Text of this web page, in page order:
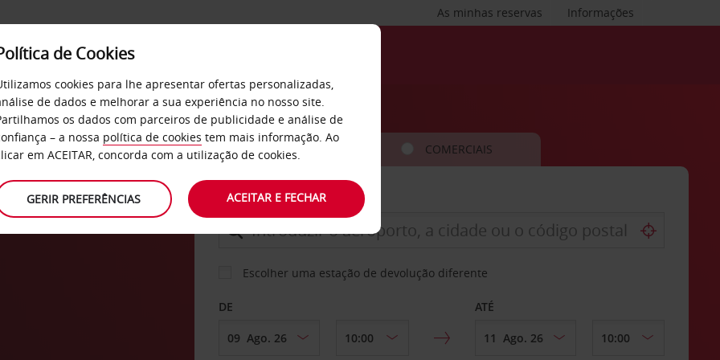
Informações
As minhas reservas
SERVIÇOS EMPRESAS
CARRO COMERCIAIS
LEVANTAR EM
Escolher uma estação de devolução diferente
DE ATÉ
de Cookies
cookies para lhe apresentar ofertas personalizadas,
de dados e melhorar a sua experiência no nosso site.
os dados com parceiros de publicidade e análise de
– a nossa política de cookies tem mais informação. Ao
em ACEITAR, concorda com a utilização de cookies.
GERIR PREFERÊNCIAS ACEITAR E FECHAR